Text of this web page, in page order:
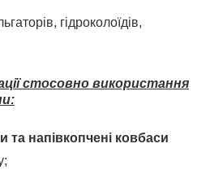
гідроколоїдів,
стосовно використання
та напівкопчені ковбаси